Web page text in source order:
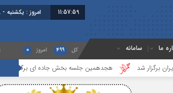
11:57:59 امروز : یکشنبه - 18 مرداد - 1405
ما سامانه کل 499 امروز 0
شد هجدهمین جلسه بخش جاده ای برگزار شد